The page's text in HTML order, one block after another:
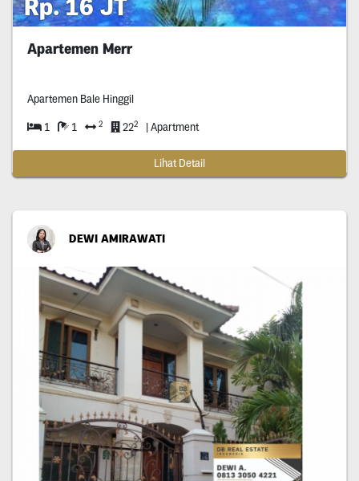
Apartemen Merr
Apartemen Bale Hinggil
1 1 2 222 | Apartment
Lihat Detail
DEWI AMIRAWATI